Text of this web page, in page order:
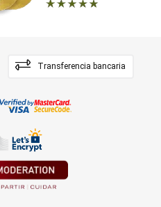
Transferencia bancaria